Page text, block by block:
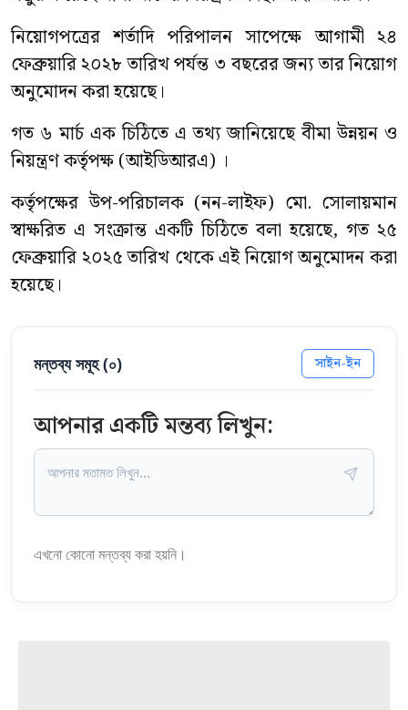
নিয়োগপত্রের শর্তাদি পরিপালন সাপেক্ষে আগামী ২৪
ফেব্রুয়ারি ২০২৮ তারিখ পর্যন্ত ৩ বছরের জন্য তার নিয়োগ
অনুমোদন করা হয়েছে।
গত ৬ মার্চ এক চিঠিতে এ তথ্য জানিয়েছে বীমা উন্নয়ন ও
নিয়ন্ত্রণ কর্তৃপক্ষ (আইডিআরএ) ।
কর্তৃপক্ষের উপ-পরিচালক (নন-লাইফ) মো. সোলায়মান
স্বাক্ষরিত এ সংক্রান্ত একটি চিঠিতে বলা হয়েছে, গত ২৫
ফেব্রুয়ারি ২০২৫ তারিখ থেকে এই নিয়োগ অনুমোদন করা
হয়েছে।
মন্তব্য সমূহ (০) সাইন-ইন
আপনার একটি মন্তব্য লিখুন:
এখনো কোনো মন্তব্য করা হয়নি।